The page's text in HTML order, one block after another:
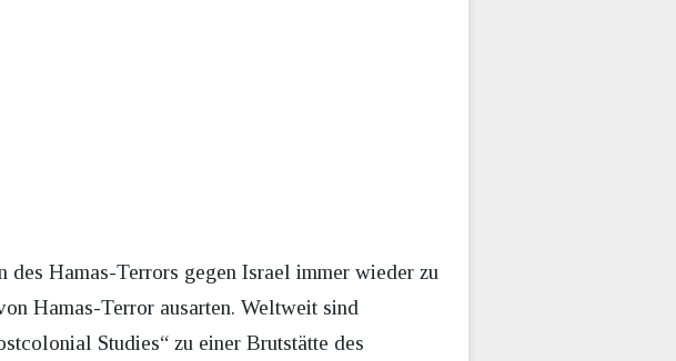
Hamas-Terrors gegen Israel immer wieder zu
Hamas-Terror ausarten. Weltweit sind
Studies“ zu einer Brutstätte des